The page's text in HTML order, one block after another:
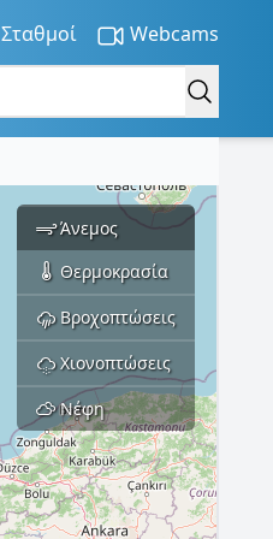
Σταθμοί Webcams
Άνεμος
Θερμοκρασία
Βροχοπτώσεις
Χιονοπτώσεις
Νέφη